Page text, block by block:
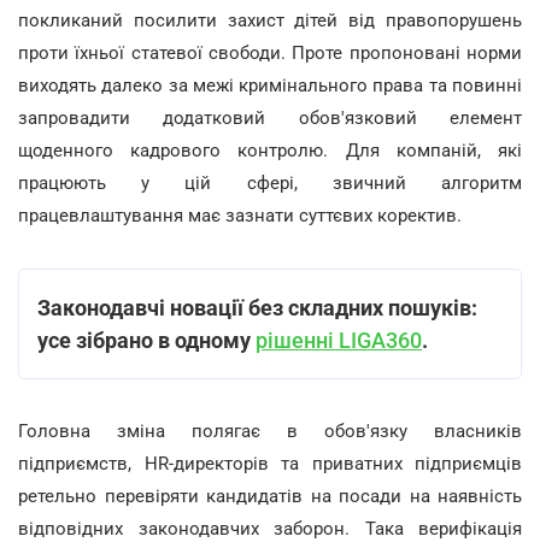
покликаний посилити захист дітей від правопорушень
проти їхньої статевої свободи. Проте пропоновані норми
виходять далеко за межі кримінального права та повинні
запровадити додатковий обов'язковий елемент
щоденного кадрового контролю. Для компаній, які
працюють у цій сфері, звичний алгоритм
працевлаштування має зазнати суттєвих коректив.
Законодавчі новації без складних пошуків:
усе зібрано в одному рішенні LIGA360.
Головна зміна полягає в обов'язку власників
підприємств, HR-директорів та приватних підприємців
ретельно перевіряти кандидатів на посади на наявність
відповідних законодавчих заборон. Така верифікація